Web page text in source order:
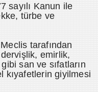
sayılı Kanun ile
türbe ve
tarafından
emirlik,
san ve sıfatların
kıyafetlerin giyilmesi